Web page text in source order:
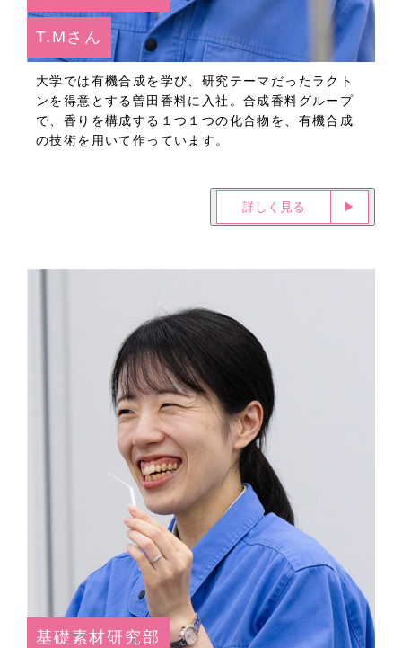
T.Mさん
大学では有機合成を学び、研究テーマだったラクト
ンを得意とする曽田香料に入社。合成香料グループ
で、香りを構成する１つ１つの化合物を、有機合成
の技術を用いて作っています。
詳しく見る ▶︎
基礎素材研究部